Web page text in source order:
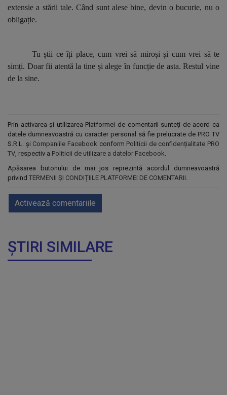
extensie a stării tale. Când sunt alese bine, devin o bucurie, nu o
obligație.
Tu știi ce îți place, cum vrei să miroși și cum vrei să te
simți. Doar fii atentă la tine și alege în funcție de asta. Restul vine
de la sine.
Prin activarea și utilizarea Platformei de comentarii sunteți de acord ca
datele dumneavoastră cu caracter personal să fie prelucrate de PRO TV
S.R.L. și Companiile Facebook conform Politicii de confidențialitate PRO
TV, respectiv a Politicii de utilizare a datelor Facebook.
Apăsarea butonului de mai jos reprezintă acordul dumneavoastră
privind TERMENII ȘI CONDIȚIILE PLATFORMEI DE COMENTARII.
Activează comentariile
ȘTIRI SIMILARE